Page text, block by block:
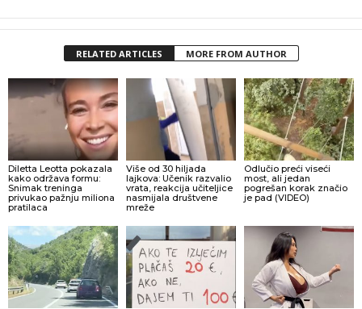
RELATED ARTICLES MORE FROM AUTHOR
Diletta Leotta pokazala
kako održava formu:
Snimak treninga
privukao pažnju miliona
pratilaca
Više od 30 hiljada
lajkova: Učenik razvalio
vrata, reakcija učiteljice
nasmijala društvene
mreže
Odlučio preći viseći
most, ali jedan
pogrešan korak značio
je pad (VIDEO)